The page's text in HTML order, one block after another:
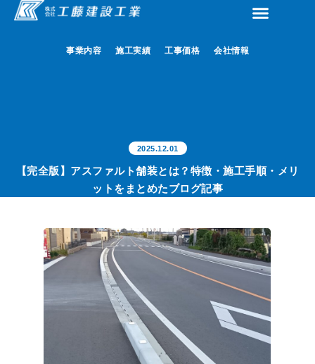
事業内容 施工実績 工事価格 会社情報
事業内容 施工実績 工事価格 会社情報
【完全版】アスファルト舗装とは？特徴・施工手順・メリ
ットをまとめたブログ記事
2025.12.01